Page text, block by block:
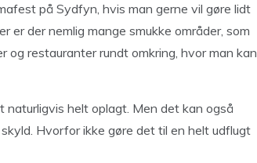
på Sydfyn, hvis man gerne vil gøre lidt
er der nemlig mange smukke områder, som
og restauranter rundt omkring, hvor man kan
helt oplagt. Men det kan også
Hvorfor ikke gøre det til en helt udflugt